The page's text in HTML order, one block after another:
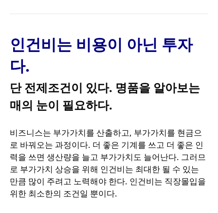
인건비는 비용이 아닌 투자
다.
단 전제조건이 있다. 명품을 알아보는
매의 눈이 필요하다.
비즈니스는 부가가치를 산출하고, 부가가치를 현금으
로 바꿔오는 과정이다. 더 좋은 기계를 쓰고 더 좋은 인
력을 쓰면 생산량을 늘고 부가가치도 늘어난다. 그러므
로 부가가치 상승을 위해 인건비는 최대한 될 수 있는
만큼 많이 주려고 노력해야 한다. 인건비는 직장몰입을
위한 최소한의 조건일 뿐이다.